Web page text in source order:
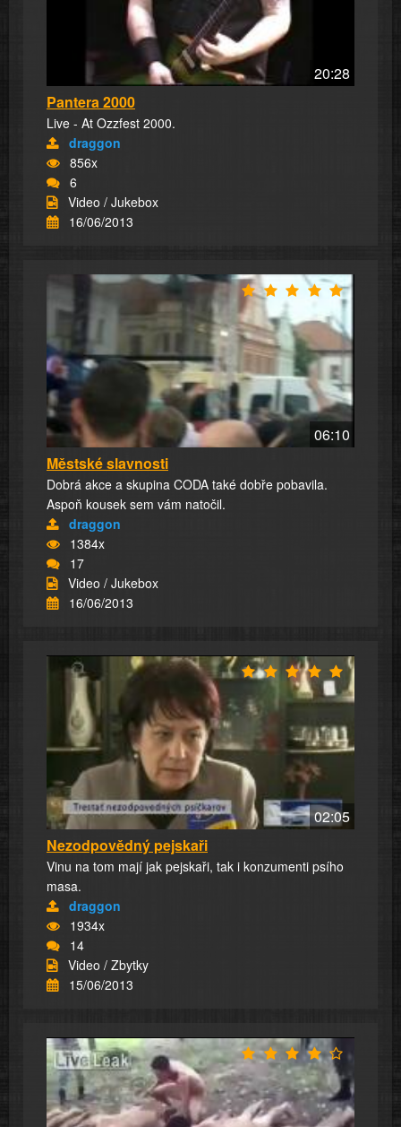
20:28
Pantera 2000
Live - At Ozzfest 2000.
draggon
856x
6
Video / Jukebox
16/06/2013
06:10
Městské slavnosti
Dobrá akce a skupina CODA také dobře pobavila.
Aspoň kousek sem vám natočil.
draggon
1384x
17
Video / Jukebox
16/06/2013
02:05
Nezodpovědný pejskaři
Vinu na tom mají jak pejskaři, tak i konzumenti psího
masa.
draggon
1934x
14
Video / Zbytky
15/06/2013